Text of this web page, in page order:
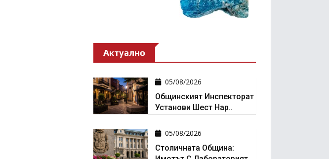
Актуално
05/08/2026
Общинският Инспекторат
Установи Шест Нар..
05/08/2026
Столичната Община: